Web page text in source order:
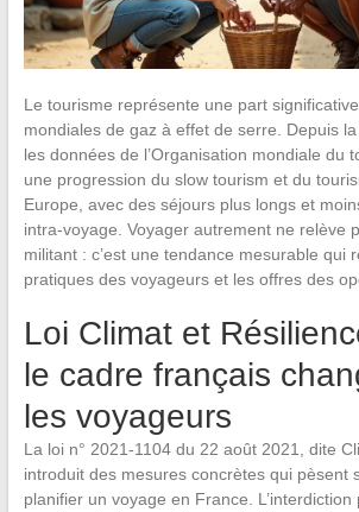
Le tourisme représente une part
mondiales de gaz à effet de serre. Depuis
les données de l’Organisation mondiale du
une progression du slow tourism et du
Europe, avec des séjours plus longs et
intra-voyage. Voyager autrement ne relève
militant : c’est une tendance mesurable qui
pratiques des voyageurs et les offres des
Loi Climat et
le cadre français
les voyageurs
La loi n° 2021-1104 du 22 août 2021, dite
introduit des mesures concrètes qui pèsent
planifier un voyage en France. L’interdiction